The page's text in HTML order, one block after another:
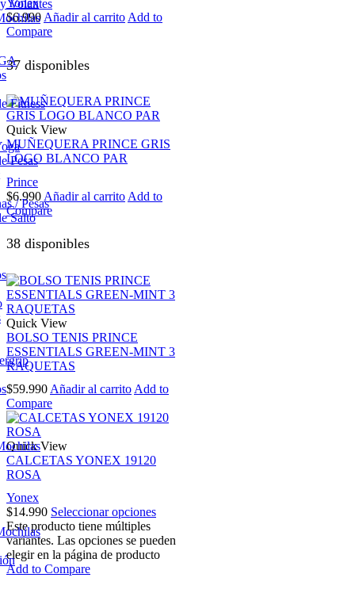
Volantes
Fitness
Pesas
/ Pesas
Salto
Yonex
$6.990 Añadir al carrito Add to
Compare
37 disponibles
Quick View
MUÑEQUERA PRINCE GRIS
LOGO BLANCO PAR
Prince
$6.990 Añadir al carrito Add to
Compare
38 disponibles
Quick View
BOLSO TENIS PRINCE
ESSENTIALS GREEN-MINT 3
RAQUETAS
$59.990 Añadir al carrito Add to
Compare
Quick View
CALCETAS YONEX 19120
ROSA
Yonex
$14.990 Seleccionar opciones
Este producto tiene múltiples
variantes. Las opciones se pueden
elegir en la página de producto
Add to Compare